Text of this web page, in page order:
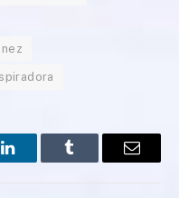
LinkedInTumblr Email